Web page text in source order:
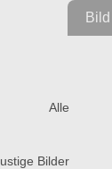
Alle
Bilder